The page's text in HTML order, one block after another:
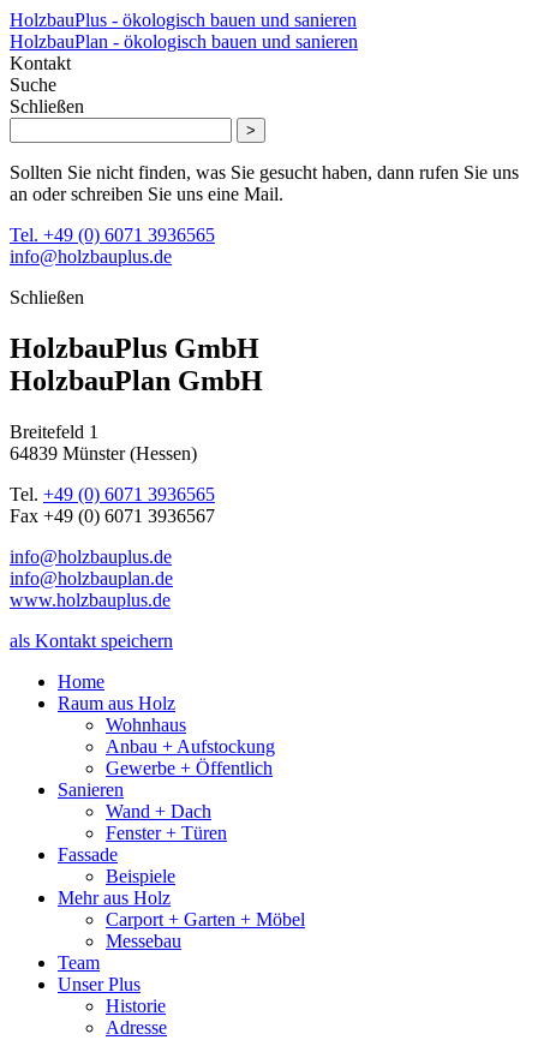
HolzbauPlus - ökologisch bauen und sanieren
HolzbauPlan - ökologisch bauen und sanieren
Kontakt
Suche
Schließen
>
Sollten Sie nicht finden, was Sie gesucht haben, dann rufen Sie uns
an oder schreiben Sie uns eine Mail.
Tel. +49 (0) 6071 3936565
info@holzbauplus.de
Schließen
HolzbauPlus GmbH
HolzbauPlan GmbH
Breitefeld 1
64839 Münster (Hessen)
Tel. +49 (0) 6071 3936565
Fax +49 (0) 6071 3936567
info@holzbauplus.de
info@holzbauplan.de
www.holzbauplus.de
als Kontakt speichern
Home
Raum aus Holz
Wohnhaus
Anbau + Aufstockung
Gewerbe + Öffentlich
Sanieren
Wand + Dach
Fenster + Türen
Fassade
Beispiele
Mehr aus Holz
Carport + Garten + Möbel
Messebau
Team
Unser Plus
Historie
Adresse